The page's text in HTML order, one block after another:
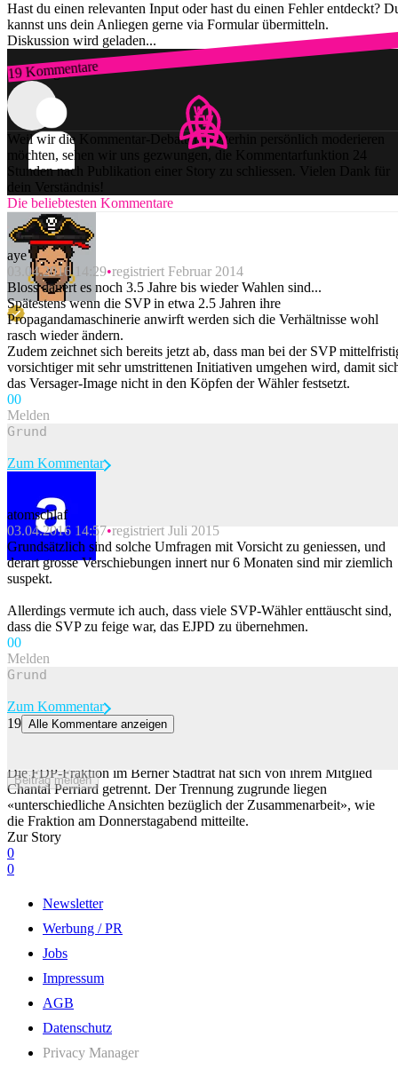
Hast du einen relevanten Input oder hast du einen Fehler entdeckt?
kannst uns dein Anliegen gerne via Formular übermitteln.
Diskussion wird geladen...
19 Kommentare
Zum Login
Weil wir die Kommentar-Debatten weiterhin persönlich moderieren
möchten, sehen wir uns gezwungen, die Kommentarfunktion 24
Stunden nach Publikation einer Story zu schliessen. Vielen Dank für
dein Verständnis!
Die beliebtesten Kommentare
aye
03.04.2016 14:29 registriert Februar 2014
Bloss dauert es noch 3.5 Jahre bis wieder Wahlen sind...
Spätestens wenn die SVP in etwa 2.5 Jahren ihre
Propagandamaschinerie anwirft werden sich die Verhältnisse wohl
rasch wieder ändern.
Zudem zeichnet sich bereits jetzt ab, dass man bei der SVP
vorsichtiger mit sehr umstrittenen Initiativen umgehen wird, damit
das Versager-Image nicht in den Köpfen der Wähler festsetzt.
00
Melden
Beitrag melden
Zum Kommentar
atomschlaf
03.04.2016 14:57 registriert Juli 2015
Grundsätzlich sind solche Umfragen mit Vorsicht zu geniessen, und
derart grosse Verschiebungen innert nur 6 Monaten sind mir ziemlich
suspekt.
Allerdings vermute ich auch, dass viele SVP-Wähler enttäuscht sind,
dass die SVP zu feige war, das EJPD zu übernehmen.
00
Melden
Beitrag melden
Zum Kommentar
19 Alle Kommentare anzeigen
Die FDP-Fraktion im Berner Stadtrat hat sich von ihrem Mitglied
Chantal Perriard getrennt. Der Trennung zugrunde liegen
«unterschiedliche Ansichten bezüglich der Zusammenarbeit», wie
die Fraktion am Donnerstagabend mitteilte.
Zur Story
0
0
Newsletter
Werbung / PR
Jobs
Impressum
AGB
Datenschutz
Privacy Manager